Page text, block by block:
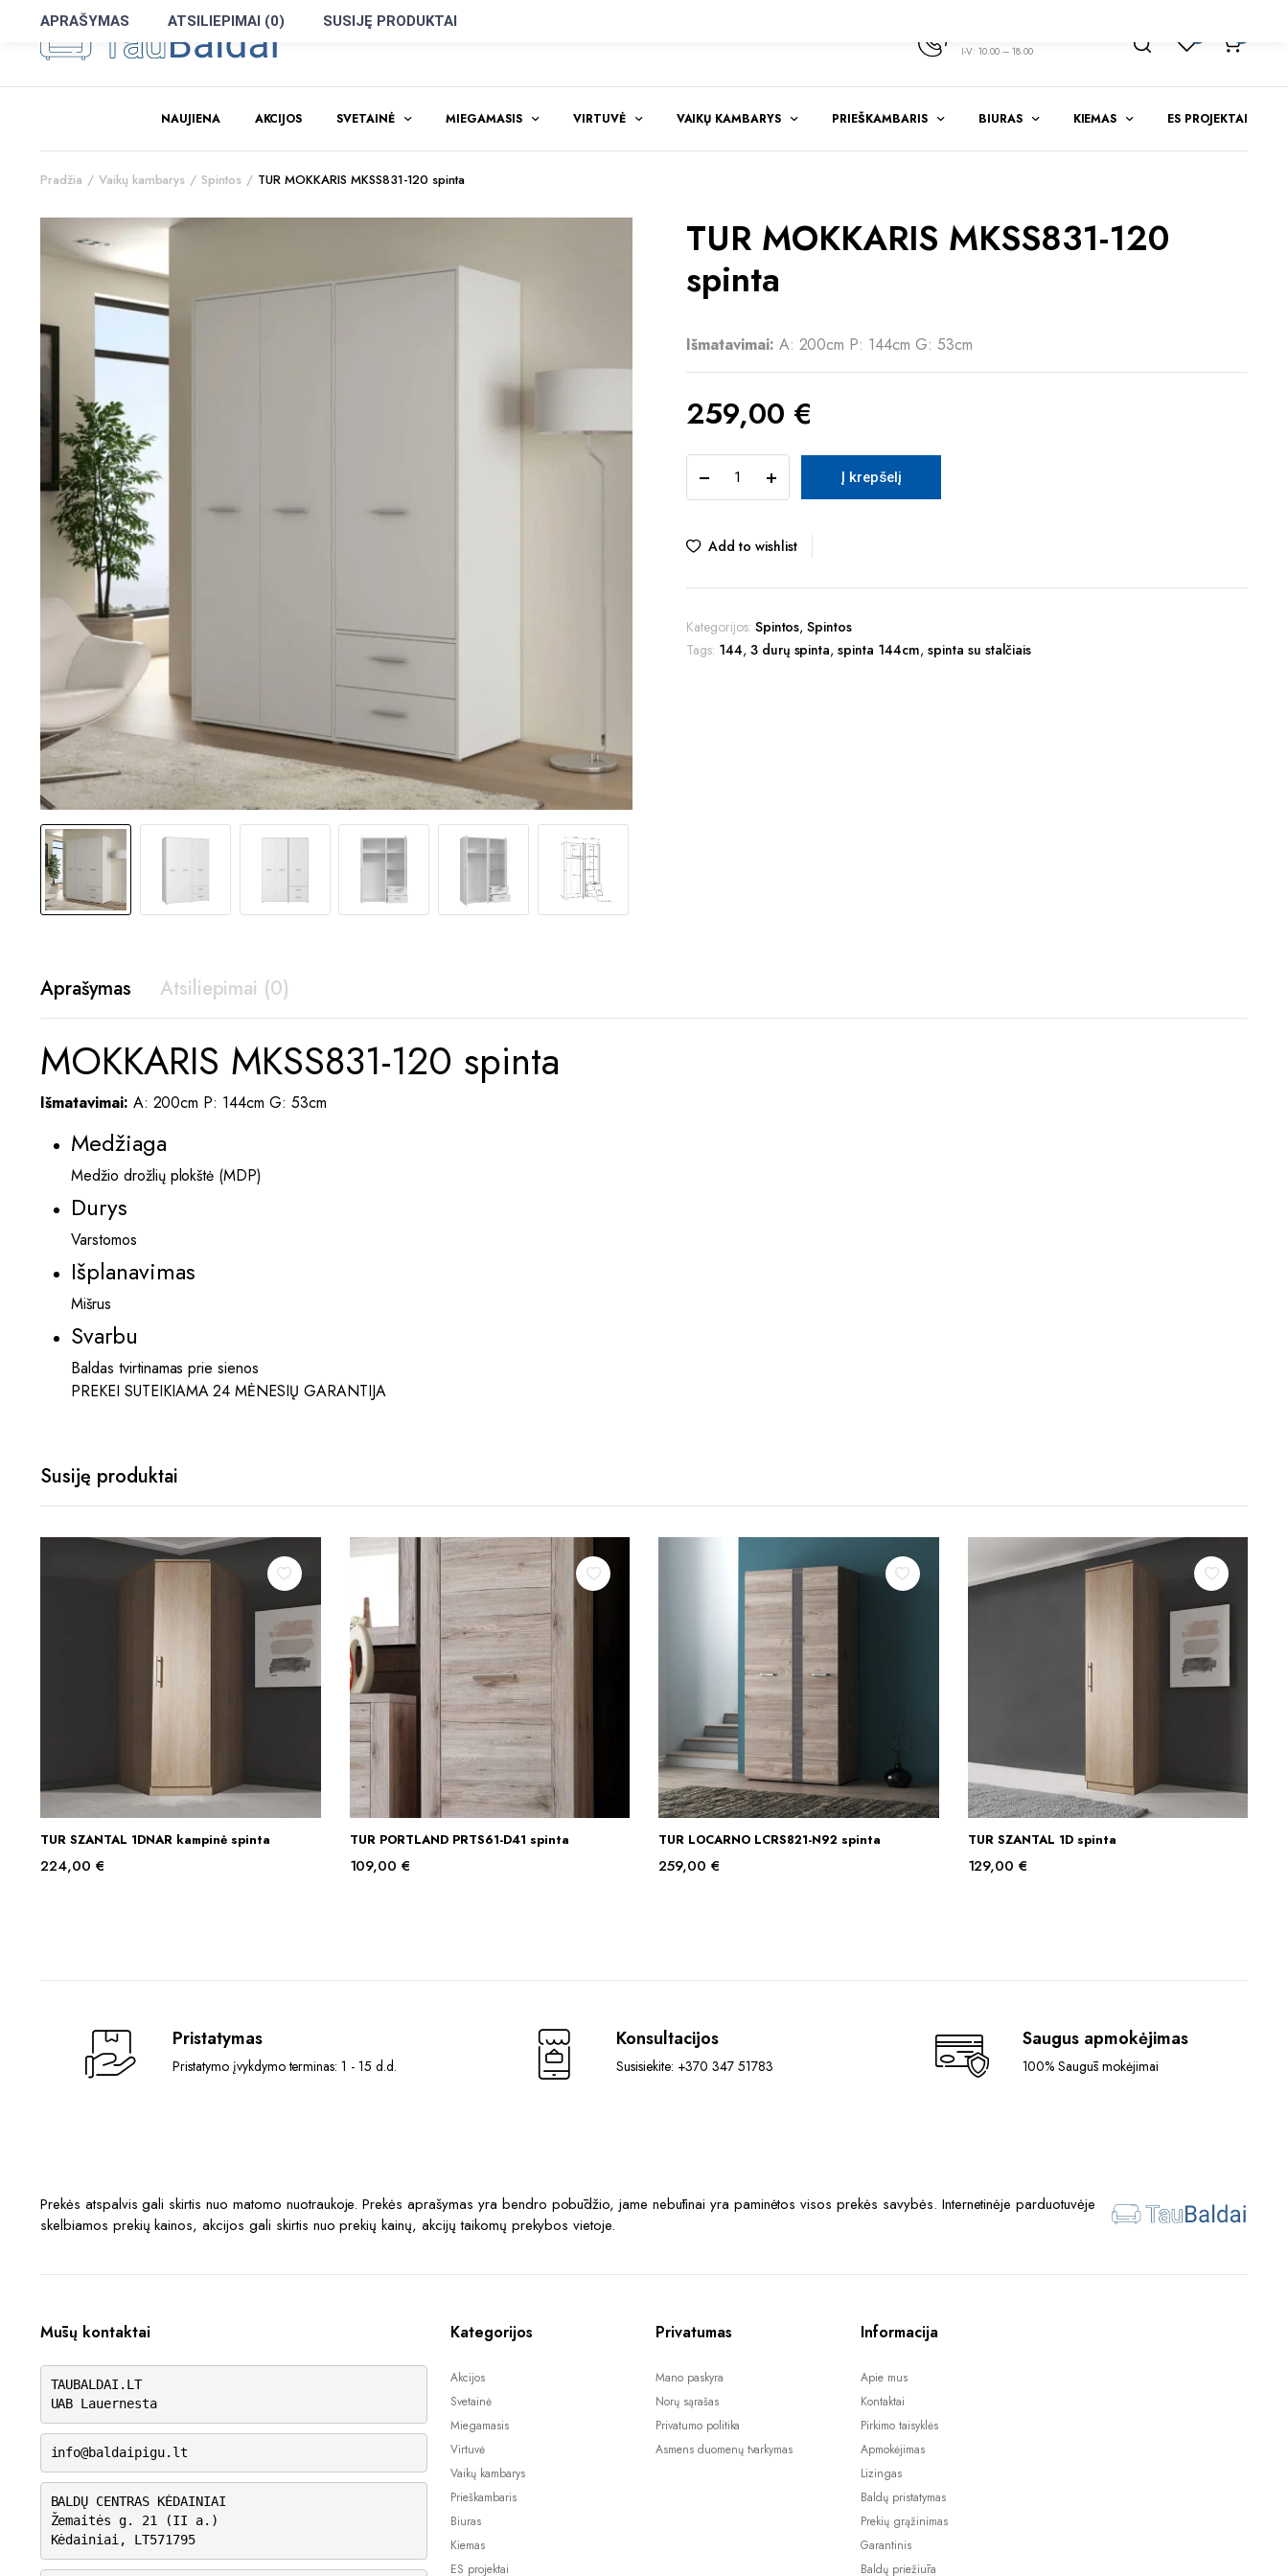
I-V: 10.00 – 18.00
NAUJIENA AKCIJOS SVETAINĖ MIEGAMASIS VIRTUVĖ VAIKŲ KAMBARYS PRIEŠKAMBARIS BIURAS KIEMAS ES PROJEKTAI
Pradžia Vaikų kambarys Spintos TUR MOKKARIS MKSS831-120 spinta
TUR MOKKARIS MKSS831-120
spinta
Išmatavimai: A: 200cm P: 144cm G: 53cm
259,00 €
MOKKARIS
MKSS831-
spinta
Į krepšelį
Add to wishlist
Kategorijos: Spintos,Spintos
Tags: 144, 3 durų spinta,spinta 144cm, spinta su stalčiais
Aprašymas Atsiliepimai (0)
MOKKARIS MKSS831-120 spinta
Išmatavimai: A: 200cm P: 144cm G: 53cm
Medžiaga
Medžio drožlių plokštė (MDP)
Durys
Varstomos
Išplanavimas
Mišrus
Svarbu
Baldas tvirtinamas prie sienos
PREKEI SUTEIKIAMA 24 MĖNESIŲ GARANTIJA
Susiję produktai
Į KREPŠELĮ
TUR SZANTAL 1DNAR kampinė spinta
224,00 €
Į KREPŠELĮ
TUR PORTLAND PRTS61-D41 spinta
109,00€
Į KREPŠELĮ
TUR LOCARNO LCRS821-N92 spinta
259,00 €
Į KREPŠELĮ
TUR SZANTAL 1D spinta
129,00€
APRAŠYMAS ATSILIEPIMAI (0) SUSIJĘ PRODUKTAI
Pristatymas
Pristatymo įvykdymo terminas: 1 - 15 d.d.
Konsultacijos
Susisiekite: +370 347 51783
Saugus apmokėjimas
100% Saugūs mokėjimai
Prekės atspalvis gali skirtis nuo matomo nuotraukoje. Prekės aprašymas yra bendro pobūdžio, jame nebūtinai yra paminėtos visos prekės savybės. Internetinėje parduotuvėje
skelbiamos prekių kainos, akcijos gali skirtis nuo prekių kainų, akcijų taikomų prekybos vietoje.
Mūsų kontaktai
TAUBALDAI.LT
UAB Lauernesta
info@baldaipigu.lt
BALDŲ CENTRAS KĖDAINIAI
Žemaitės g. 21 (II a.)
Kėdainiai, LT571795
Kategorijos
Akcijos
Svetainė
Miegamasis
Virtuvė
Vaikų kambarys
Prieškambaris
Biuras
Kiemas
ES projektai
Privatumas
Mano paskyra
Norų sąrašas
Privatumo politika
Asmens duomenų tvarkymas
Informacija
Apie mus
Kontaktai
Pirkimo taisyklės
Apmokėjimas
Lizingas
Baldų pristatymas
Prekių grąžinimas
Garantinis
Baldų priežiūra